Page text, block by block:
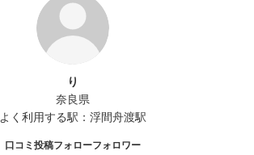
り
奈良県
よく利用する駅： 浮間舟渡駅
口コミ投稿フォローフォロワー